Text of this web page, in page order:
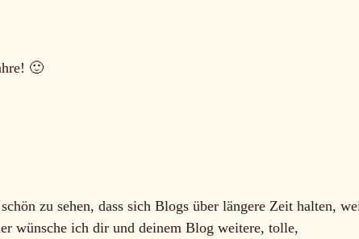
🙂
zu sehen, dass sich Blogs über längere Zeit halten,
wünsche ich dir und deinem Blog weitere, tolle,